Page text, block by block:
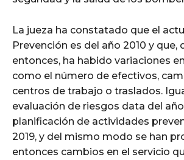
La jueza ha constatado que el
Prevención es del año 2010 y que,
entonces, ha habido variaciones
como el número de efectivos,
centros de trabajo o traslados.
evaluación de riesgos data del año
planificación de actividades
2019, y del mismo modo se han
entonces cambios en el servicio